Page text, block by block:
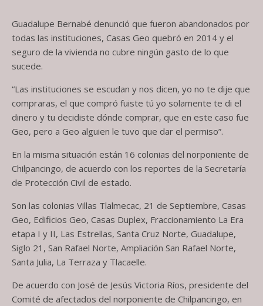
Guadalupe Bernabé denunció que fueron abandonados por
todas las instituciones, Casas Geo quebró en 2014 y el
seguro de la vivienda no cubre ningún gasto de lo que
sucede.
“Las instituciones se escudan y nos dicen, yo no te dije que
compraras, el que compró fuiste tú yo solamente te di el
dinero y tu decidiste dónde comprar, que en este caso fue
Geo, pero a Geo alguien le tuvo que dar el permiso”.
En la misma situación están 16 colonias del norponiente de
Chilpancingo, de acuerdo con los reportes de la Secretaría
de Protección Civil de estado.
Son las colonias Villas Tlalmecac, 21 de Septiembre, Casas
Geo, Edificios Geo, Casas Duplex, Fraccionamiento La Era
etapa I y II, Las Estrellas, Santa Cruz Norte, Guadalupe,
Siglo 21, San Rafael Norte, Ampliación San Rafael Norte,
Santa Julia, La Terraza y Tlacaelle.
De acuerdo con José de Jesús Victoria Ríos, presidente del
Comité de afectados del norponiente de Chilpancingo, en